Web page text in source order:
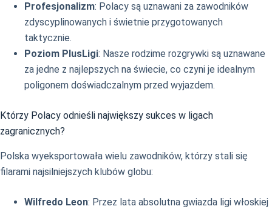
Profesjonalizm: Polacy są uznawani za zawodników
zdyscyplinowanych i świetnie przygotowanych
taktycznie.
Poziom PlusLigi: Nasze rodzime rozgrywki są uznawane
za jedne z najlepszych na świecie, co czyni je idealnym
poligonem doświadczalnym przed wyjazdem.
Którzy Polacy odnieśli największy sukces w ligach
zagranicznych?
Polska wyeksportowała wielu zawodników, którzy stali się
filarami najsilniejszych klubów globu:
Wilfredo Leon: Przez lata absolutna gwiazda ligi włoskiej